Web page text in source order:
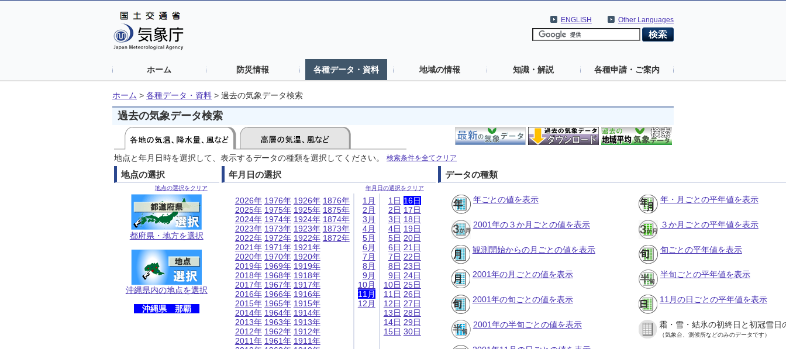
Other Languages
ENGLISH
ホーム 防災情報 各種データ・資料 地域の情報 知識・解説 各種申請・ご案内
ホーム > 各種データ・資料 > 過去の気象データ検索
過去の気象データ検索
地点と年月日時を選択して、表示するデータの種類を選択してください。 検索条件を全てクリア
地点の選択
地点の選択をクリア
都府県・地方を選択
沖縄県内の地点を選択
沖縄県 那覇
年月日の選択
年月日の選択をクリア
2026年
2025年
2024年
2023年
2022年
2021年
2020年
2019年
2018年
2017年
2016年
2015年
2014年
2013年
2012年
2011年
1976年
1975年
1974年
1973年
1972年
1971年
1970年
1969年
1968年
1967年
1966年
1965年
1964年
1963年
1962年
1961年
1926年
1925年
1924年
1923年
1922年
1921年
1920年
1919年
1918年
1917年
1916年
1915年
1914年
1913年
1912年
1911年
1876年
1875年
1874年
1873年
1872年
1月
2月
3月
4月
5月
6月
7月
8月
9月
10月
11月
12月
1日
2日
3日
4日
5日
6日
7日
8日
9日
10日
11日
12日
13日
14日
15日
16日
17日
18日
19日
20日
21日
22日
23日
24日
25日
26日
27日
28日
29日
30日
データの種類
年ごとの値を表示 年・月ごとの平年値を表示
2001年の３か月ごとの値を表示 ３か月ごとの平年値を表示
観測開始からの月ごとの値を表示 旬ごとの平年値を表示
2001年の月ごとの値を表示 半旬ごとの平年値を表示
2001年の旬ごとの値を表示 11月の日ごとの平年値を表示
2001年の半旬ごとの値を表示 霜・雪・結氷の初終日と初冠雪日
（気象台、測候所などのみのデータです）